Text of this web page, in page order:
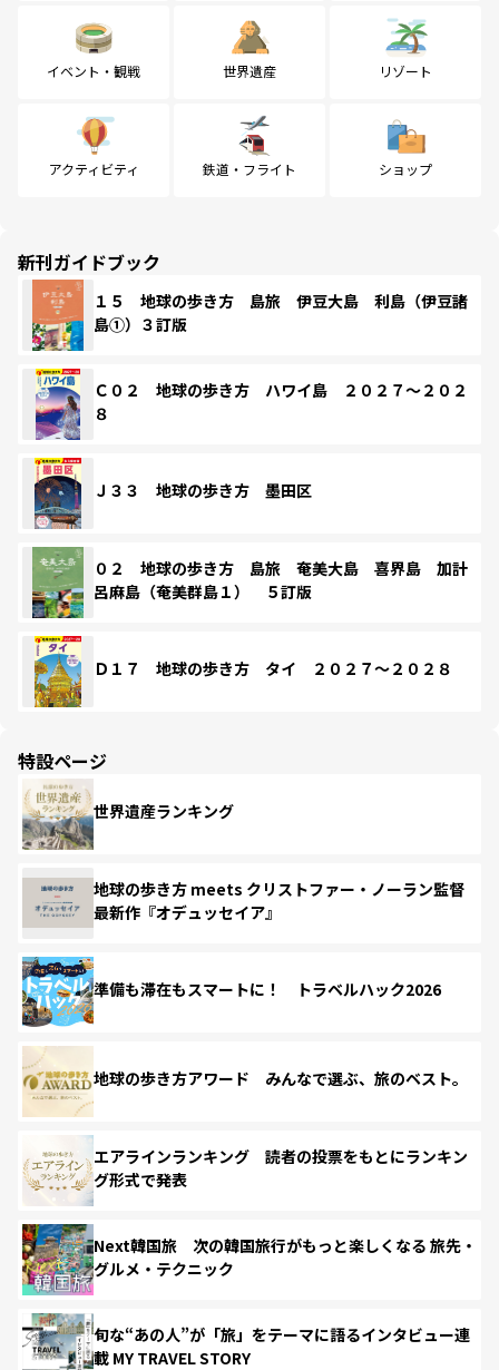
イベント・観戦 世界遺産 リゾート
アクティビティ 鉄道・フライト ショップ
新刊ガイドブック
１５ 地球の歩き方 島旅 伊豆大島 利島（伊豆諸
島①）３訂版
Ｃ０２ 地球の歩き方 ハワイ島 ２０２７～２０２
８
Ｊ３３ 地球の歩き方 墨田区
０２ 地球の歩き方 島旅 奄美大島 喜界島 加計
呂麻島（奄美群島１） ５訂版
Ｄ１７ 地球の歩き方 タイ ２０２７～２０２８
特設ページ
世界遺産ランキング
地球の歩き方 meets クリストファー・ノーラン監督
最新作『オデュッセイア』
準備も滞在もスマートに！ トラベルハック2026
地球の歩き方アワード みんなで選ぶ、旅のベスト。
エアラインランキング 読者の投票をもとにランキン
グ形式で発表
Next韓国旅 次の韓国旅行がもっと楽しくなる 旅先・
グルメ・テクニック
旬な“あの人”が「旅」をテーマに語るインタビュー連
載 MY TRAVEL STORY